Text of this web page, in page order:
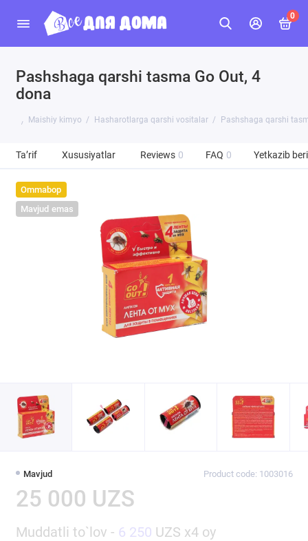
0
Pashshaga qarshi tasma Go Out, 4
dona
Maishiy kimyo Hasharotlarga qarshi vositalar Pashshaga qarshi
Ta’rif Xususiyatlar Reviews 0 FAQ 0 Yetkazib
Ommabop
Mavjud emas
Mavjud Product code: 1003016
25 000 UZS
Muddatli to`lov - 6 250 UZS x4 oy